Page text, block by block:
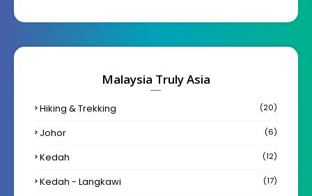
Malaysia Truly Asia
Hiking & Trekking (20)
Johor (6)
Kedah (12)
Kedah - Langkawi (17)